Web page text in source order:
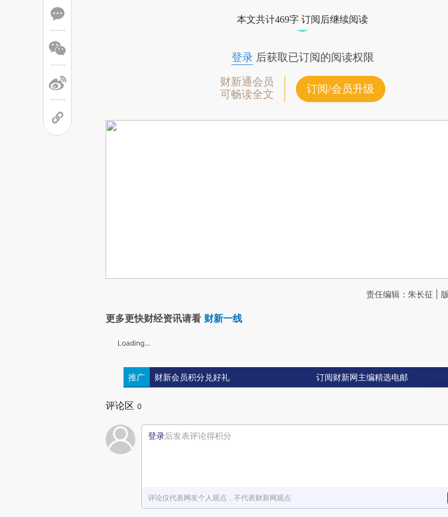
本文共计469字 订阅后继续阅读
登录后获取已订阅的阅读权限
财新通会员
可畅读全文
订阅/会员升级
责任编辑：朱长征 |
更多更快财经资讯请看 财新一线
Loading...
推广 财新会员积分兑好礼 订阅财新网主编精选电邮
评论区 0
登录后发表评论得积分
评论仅代表网友个人观点，不代表财新网观点